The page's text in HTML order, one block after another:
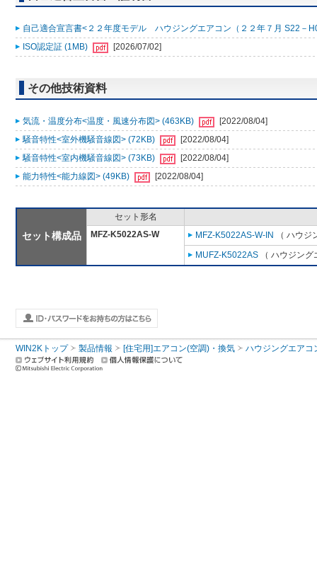
自己適合宣言書<２２年度モデル ハウジングエアコン（２２年７月 S22－
ISO認定証 (1MB)
[2026/07/02]
その他技術資料
気流・温度分布<温度・風速分布図> (463KB)
[2022/08/04]
騒音特性<室外機騒音線図> (72KB)
[2022/08/04]
騒音特性<室内機騒音線図> (73KB)
[2022/08/04]
能力特性<能力線図> (49KB)
[2022/08/04]
セット構成品
セット形名
MFZ-K5022AS-W
MFZ-K5022AS-W-IN
（ ハウジ
MUFZ-K5022AS （ ハウジン
WIN2Kトップ 製品情報 [住宅用]エアコン(空調)・換気 ハウジングエアコ